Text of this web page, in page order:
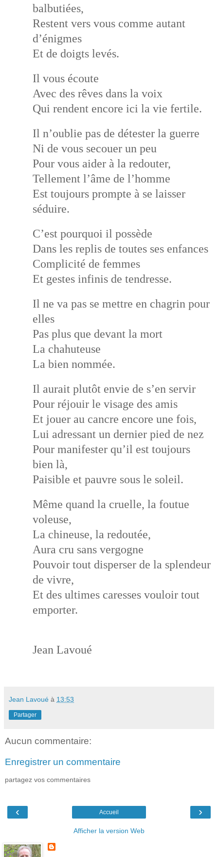
balbutiées,
Restent vers vous comme autant
d’énigmes
Et de doigts levés.
Il vous écoute
Avec des rêves dans la voix
Qui rendent encore ici la vie fertile.
Il n’oublie pas de détester la guerre
Ni de vous secouer un peu
Pour vous aider à la redouter,
Tellement l’âme de l’homme
Est toujours prompte à se laisser
séduire.
C’est pourquoi il possède
Dans les replis de toutes ses enfances
Complicité de femmes
Et gestes infinis de tendresse.
Il ne va pas se mettre en chagrin pour
elles
Pas plus que devant la mort
La chahuteuse
La bien nommée.
Il aurait plutôt envie de s’en servir
Pour réjouir le visage des amis
Et jouer au cancre encore une fois,
Lui adressant un dernier pied de nez
Pour manifester qu’il est toujours
bien là,
Paisible et pauvre sous le soleil.
Même quand la cruelle, la foutue
voleuse,
La chineuse, la redoutée,
Aura cru sans vergogne
Pouvoir tout disperser de la splendeur
de vivre,
Et des ultimes caresses vouloir tout
emporter.
Jean Lavoué
Jean Lavoué à 13:53
Partager
Aucun commentaire:
Enregistrer un commentaire
partagez vos commentaires
‹ ›
Accueil
Afficher la version Web